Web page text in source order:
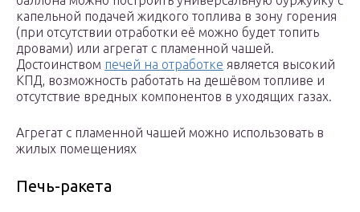
капельной подачей жидкого топлива в зону горения
(при отсутствии отработки её можно будет топить
дровами) или агрегат с пламенной чашей.
Достоинством печей на отработке является высокий
КПД, возможность работать на дешёвом топливе и
отсутствие вредных компонентов в уходящих газах.
Агрегат с пламенной чашей можно использовать в
жилых помещениях
Печь-ракета